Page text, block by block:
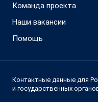
Команда проекта
Наши вакансии
Помощь
Контактные данные для
и государственных